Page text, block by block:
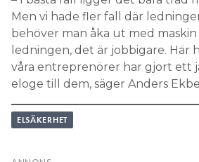
Men vi hade fler fall där
behöver man åka ut med
ledningen, det är jobbigare. Här
våra entreprenörer har gjort ett
eloge till dem, säger Anders
ELSÄKERHET